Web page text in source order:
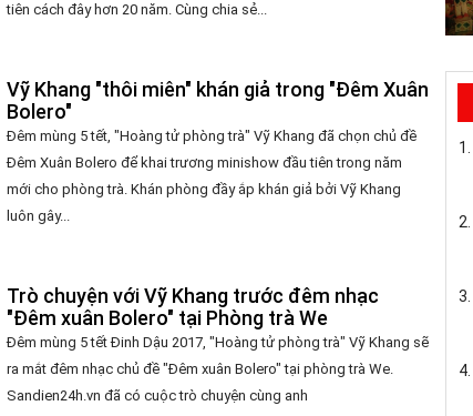
tiên cách đây hơn 20 năm. Cùng chia sẻ...
Vỹ Khang "thôi miên" khán giả trong "Đêm Xuân
Bolero"
Đêm mùng 5 tết, "Hoàng tử phòng trà" Vỹ Khang đã chọn chủ đề
Đêm Xuân Bolero để khai trương minishow đầu tiên trong năm
mới cho phòng trà. Khán phòng đầy ắp khán giả bởi Vỹ Khang
luôn gây...
Trò chuyện với Vỹ Khang trước đêm nhạc
"Đêm xuân Bolero" tại Phòng trà We
Đêm mùng 5 tết Đinh Dậu 2017, "Hoàng tử phòng trà" Vỹ Khang sẽ
ra mắt đêm nhạc chủ đề "Đêm xuân Bolero" tại phòng trà We.
Sandien24h.vn đã có cuộc trò chuyện cùng anh